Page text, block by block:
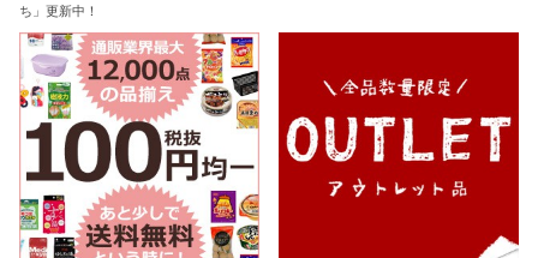
ち」更新中！